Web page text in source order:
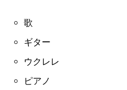
歌
ギター
ウクレレ
ピアノ